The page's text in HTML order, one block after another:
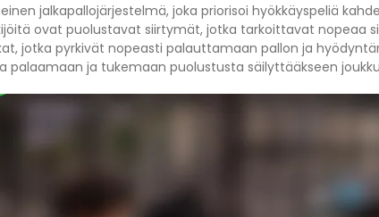
jalkapallojärjestelmä, joka priorisoi hyökkäyspeliä
ovat puolustavat siirtymät, jotka tarkoittavat nopeaa
jotka pyrkivät nopeasti palauttamaan pallon ja
palaamaan ja tukemaan puolustusta säilyttääkseen